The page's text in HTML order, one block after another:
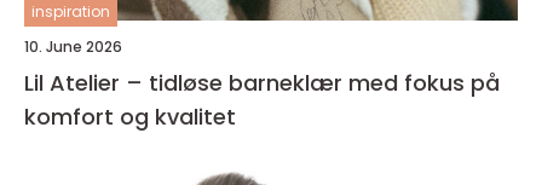
inspiration
10. June 2026
Lil Atelier – tidløse barneklær med fokus på
komfort og kvalitet